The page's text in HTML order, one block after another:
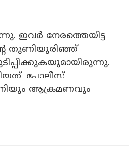
ഇവര്‍ നേരത്തെയിട്ട
തുണിയുരിഞ്ഞ്
പോലീസ്
ആക്രമണവും